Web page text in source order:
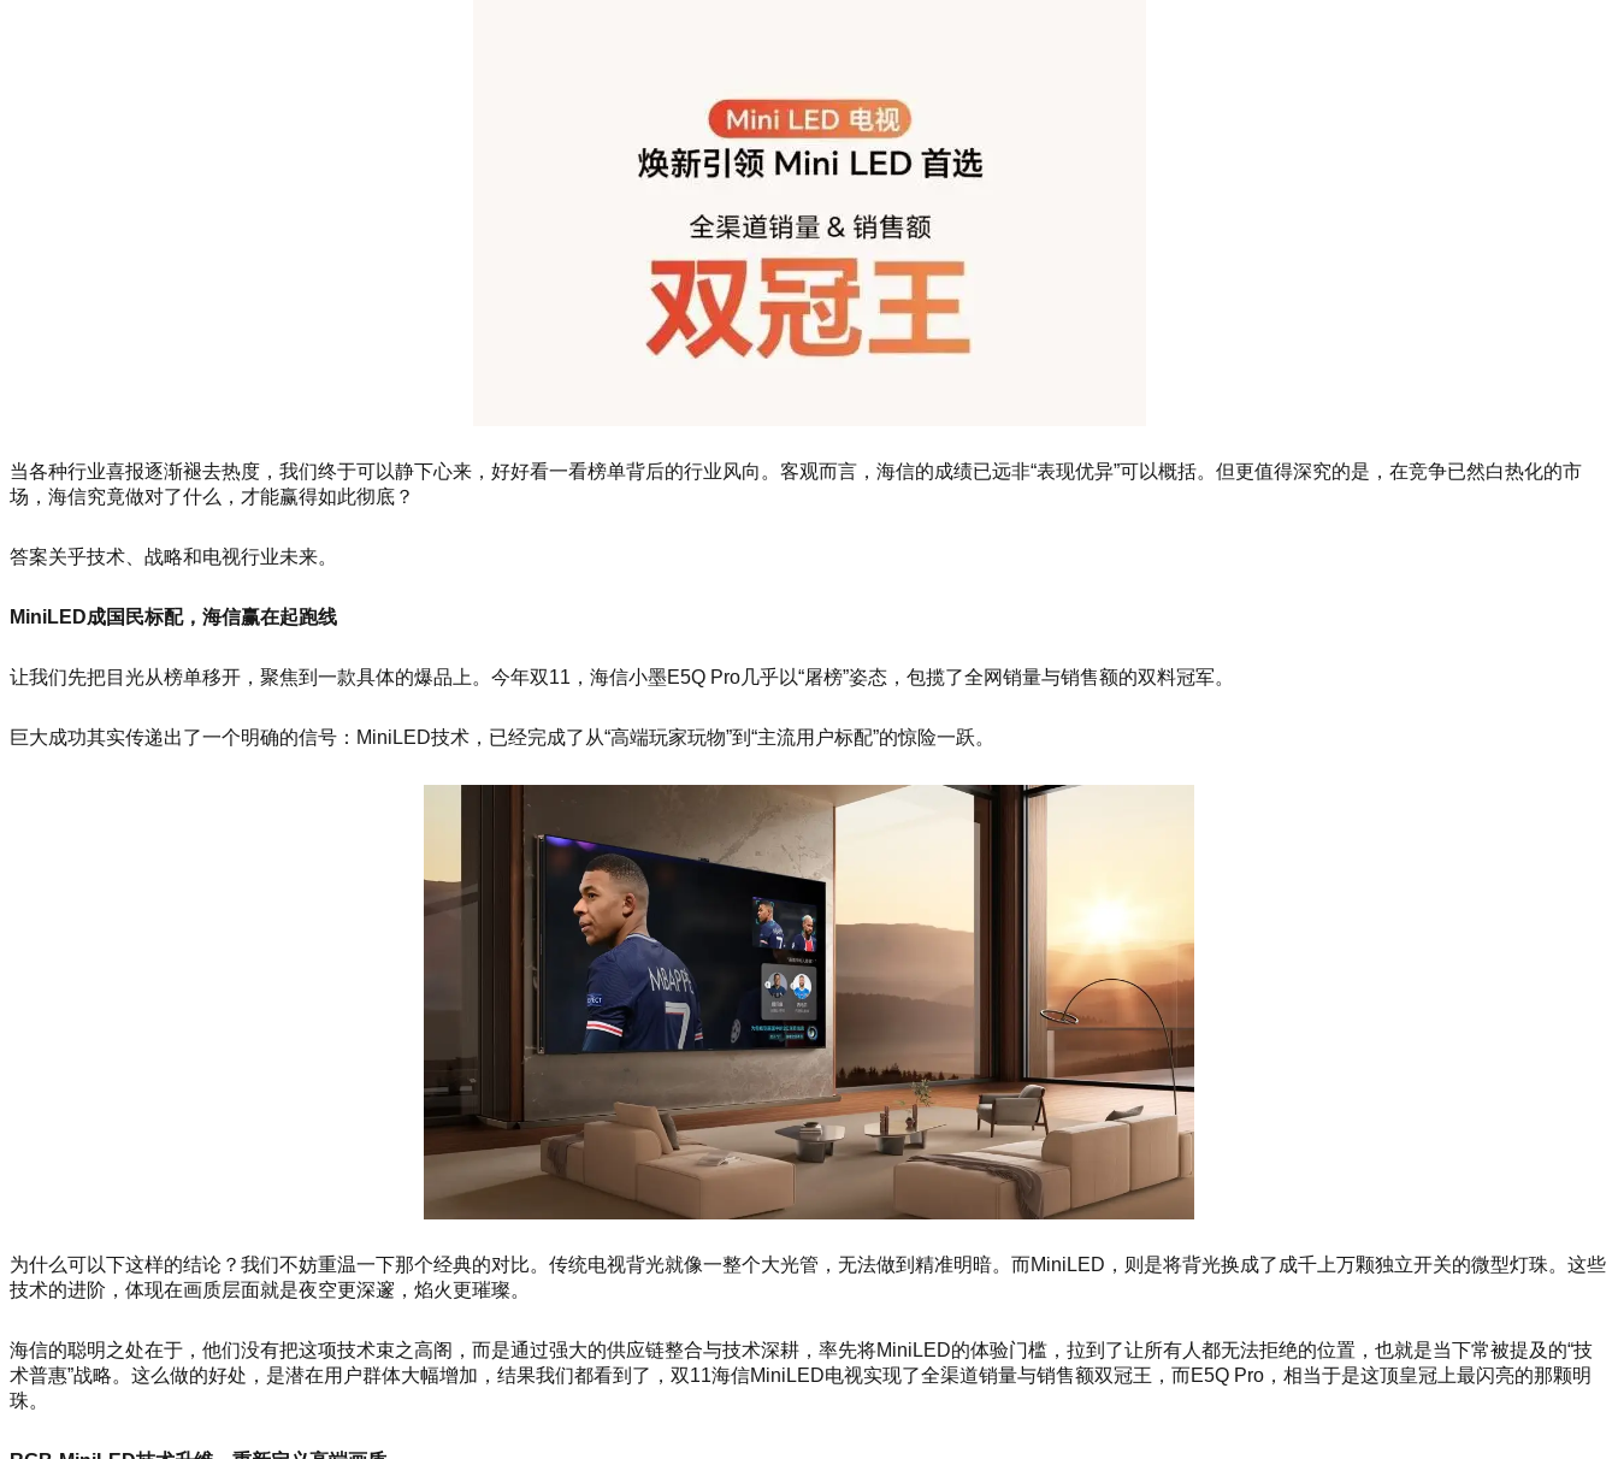
当各种行业喜报逐渐褪去热度，我们终于可以静下心来，好好看一看榜单背后的行业风向。客观而言，海信的成绩已远非“表现优异”可以概括。但更值得深究的是，在竞争已然白热化的市
场，海信究竟做对了什么，才能赢得如此彻底？
答案关乎技术、战略和电视行业未来。
MiniLED成国民标配，海信赢在起跑线
让我们先把目光从榜单移开，聚焦到一款具体的爆品上。今年双11，海信小墨E5Q Pro几乎以“屠榜”姿态，包揽了全网销量与销售额的双料冠军。
巨大成功其实传递出了一个明确的信号：MiniLED技术，已经完成了从“高端玩家玩物”到“主流用户标配”的惊险一跃。
为什么可以下这样的结论？我们不妨重温一下那个经典的对比。传统电视背光就像一整个大光管，无法做到精准明暗。而MiniLED，则是将背光换成了成千上万颗独立开关的微型灯珠。这些
技术的进阶，体现在画质层面就是夜空更深邃，焰火更璀璨。
海信的聪明之处在于，他们没有把这项技术束之高阁，而是通过强大的供应链整合与技术深耕，率先将MiniLED的体验门槛，拉到了让所有人都无法拒绝的位置，也就是当下常被提及的“技
术普惠”战略。这么做的好处，是潜在用户群体大幅增加，结果我们都看到了，双11海信MiniLED电视实现了全渠道销量与销售额双冠王，而E5Q Pro，相当于是这顶皇冠上最闪亮的那颗明
珠。